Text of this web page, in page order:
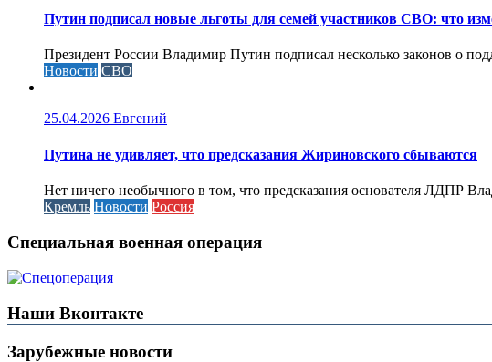
Путин подписал новые льготы для семей участников СВО: что
Президент России Владимир Путин подписал несколько законов о
Новости СВО
25.04.2026 Евгений
Путина не удивляет, что предсказания Жириновского сбываются
Нет ничего необычного в том, что предсказания основателя ЛДПР
Кремль Новости Россия
Специальная военная операция
Наши Вконтакте
Зарубежные новости